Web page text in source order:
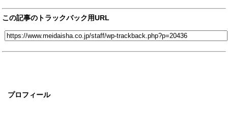
プロフィール
この記事のトラックバック用URL